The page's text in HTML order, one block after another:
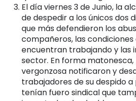
El día viernes 3 de Junio, la
de despedir a los únicos dos
que más defendieron los
compañeros, las condiciones
encuentran trabajando y las
sector. En forma
vergonzosa notificaron y
trabajadores de su despido a
tenían fuero sindical que